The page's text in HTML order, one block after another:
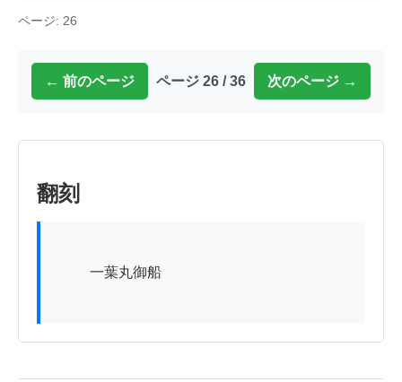
ページ: 26
← 前のページ ページ 26 / 36 次のページ →
翻刻